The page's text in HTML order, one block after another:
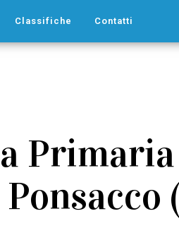
Classifiche Contatti
Ponsacco